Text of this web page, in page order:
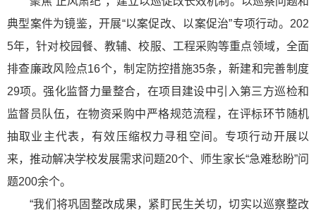
典型案件为镜鉴，开展“以案促改、以案促治”专项行动。202
5年，针对校园餐、教辅、校服、工程采购等重点领域，全面
排查廉政风险点16个，制定防控措施35条，新建和完善制度
29项。强化监督力量整合，在项目建设中引入第三方巡检和
监督员队伍，在物资采购中严格规范流程，在评标环节随机
抽取业主代表，有效压缩权力寻租空间。专项行动开展以
来，推动解决学校发展需求问题20个、师生家长“急难愁盼”问
题200余个。
“我们将巩固整改成果，紧盯民生关切，切实以巡察整改